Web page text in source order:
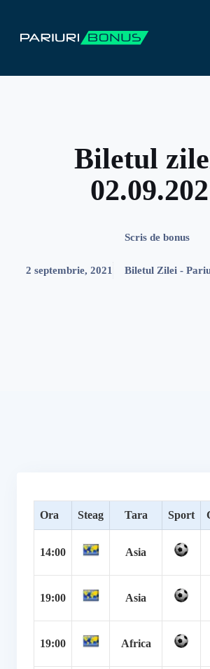
conținut
Biletul
Scris de bonus
2 septembrie, 2021 Biletul Zilei -
Ora Steag Tara Sport
14:00 Asia
19:00 Asia
19:00 Africa